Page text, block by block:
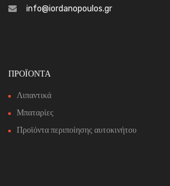
info@iordanopoulos.gr
ΠΡΟΪΟΝΤΑ
Λιπαντικά
Μπαταρίες
Προϊόντα περιποίησης αυτοκινήτου